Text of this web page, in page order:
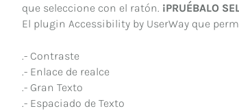
que seleccione con el ratón. ¡PRUÉBALO
El plugin Accessibility by UserWay que
.- Contraste
.- Enlace de realce
.- Gran Texto
.- Espaciado de Texto